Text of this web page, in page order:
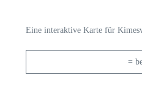
Eine interaktive Karte für
=